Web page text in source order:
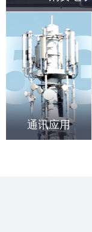
高边驱动
适配器
PD快充
移动电源
电子烟
智能穿戴
小家电控制板
充电器
通讯应用